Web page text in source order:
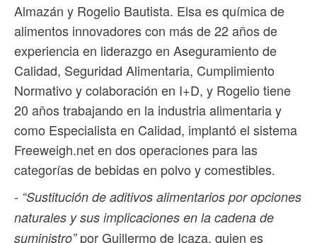
Almazán y Rogelio Bautista. Elsa es química de
alimentos innovadores con más de 22 años de
experiencia en liderazgo en Aseguramiento de
Calidad, Seguridad Alimentaria, Cumplimiento
Normativo y colaboración en I+D, y Rogelio tiene
20 años trabajando en la industria alimentaria y
como Especialista en Calidad, implantó el sistema
Freeweigh.net en dos operaciones para las
categorías de bebidas en polvo y comestibles.
- “Sustitución de aditivos alimentarios por opciones
naturales y sus implicaciones en la cadena de
suministro”por Guillermo de Icaza, quien es